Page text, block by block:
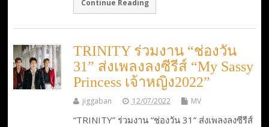
Continue Reading
TRINITY ร่วมงาน “ช่องวัน
31” ส่งเพลงลงซีรีส์ “My Sassy
Princess เจ้าหญิง2022”
jiggaban 12/07/2022 MV
“TRINITY” ร่วมงาน “ช่องวัน 31” ส่งเพลงลงซีรีส์